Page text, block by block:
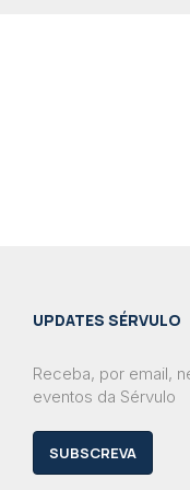
UPDATES SÉRVULO
Receba, por email,
eventos da Sérvulo
SUBSCREVA